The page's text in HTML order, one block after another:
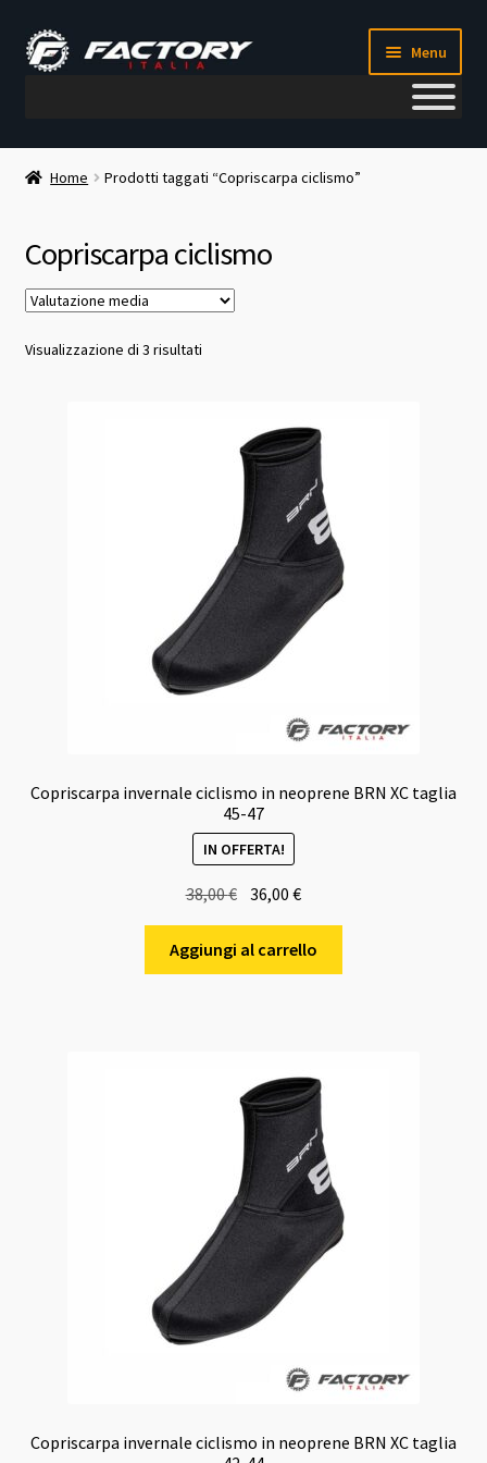
Vai
alla
Vai
al
Menu
Il mio account
Chi siamo
Home Prodotti taggati “Copriscarpa ciclismo”
Copriscarpa ciclismo
Visualizzazione di 3 risultatiValutazione
Copriscarpa invernale ciclismo in neoprene BRN XC taglia
45-47
IN OFFERTA!
38,00€
originale
era:
36,00€Il
attuale
è:
Aggiungi al carrello
Copriscarpa invernale ciclismo in neoprene BRN XC taglia